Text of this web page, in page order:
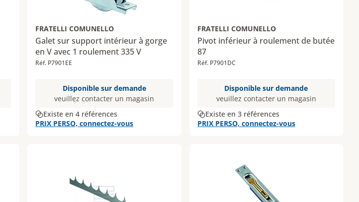
FRATELLI COMUNELLO
Galet sur support intérieur à gorge
en V avec 1 roulement 335 V
Réf. P7901EE
Disponible sur demande
veuillez contacter un magasin
Existe en 4 références
PRIX PERSO, connectez-vous
FRATELLI COMUNELLO
Pivot inférieur à roulement de butée
87
Réf. P7901DC
Disponible sur demande
veuillez contacter un magasin
Existe en 3 références
PRIX PERSO, connectez-vous